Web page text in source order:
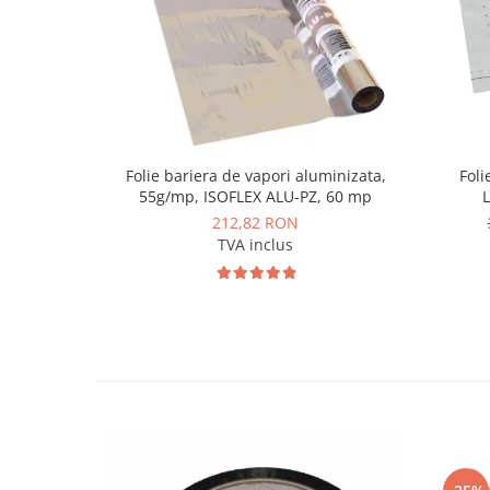
Folie bariera de vapori aluminizata,
55g/mp, ISOFLEX ALU-PZ, 60 mp
212,82 RON
TVA inclus